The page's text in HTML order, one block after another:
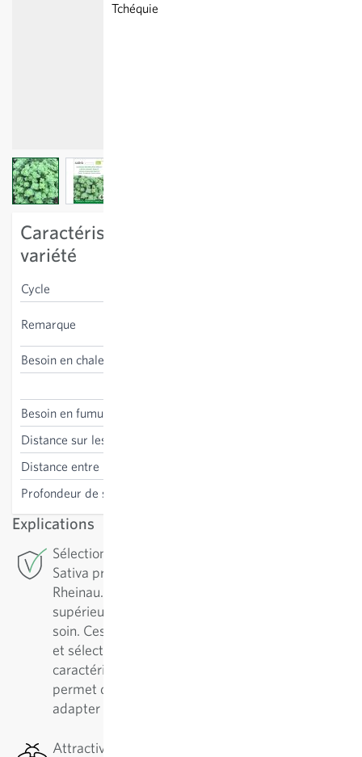
Tchéquie
View larger imageView larger image
Caractéristiques spécifiques à la
variété
Cycle
Remarque
Besoin en chaleur
Besoin en fumure
Distance sur les lignes
Distance entre les lignes
Profondeur de semis
Explications
Sélection de conservation: Pour cette variété,
Sativa pratique la sélection de conservation à
Rheinau. Pour assurer une variété de qualité
supérieure, il est essentiel de l’entretenir avec
soin. Ces variétés sont régulièrement reproduites
et sélectionnées en fonction de leurs
caractéristiques positives. Cette démarche
permet de les améliorer continuellement et de les
adapter aux conditions de culture.
Attractive pour les abeilles : Cette plante est une